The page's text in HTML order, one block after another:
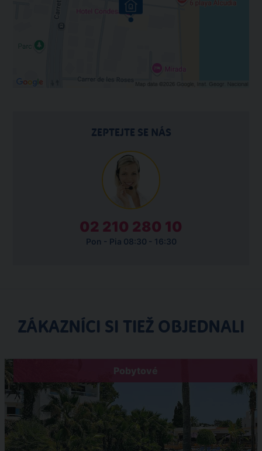
ZEPTEJTE SE NÁS
02 210 280 10
Pon - Pia 08:30 - 16:30
ZÁKAZNÍCI SI TIEŽ OBJEDNALI
Pobytové